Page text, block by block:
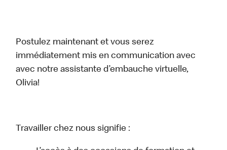
Postulez maintenant et vous serez
immédiatement mis en communication avec
avec notre assistante d’embauche virtuelle,
Olivia!
Travailler chez nous signifie :